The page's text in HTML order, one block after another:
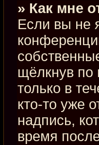
» Как мне
Если вы не
щёлкнув по
только в
кто-то уже
надпись,
время